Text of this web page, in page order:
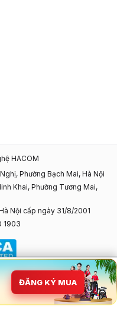
ĐĂNG KÝ MUA
HACOM
Phường Bạch Mai, Hà Nội
Khai, Phường Tương Mai,
Nội cấp ngày 31/8/2001
1903